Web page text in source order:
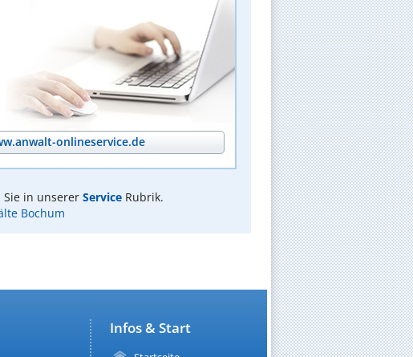
onlineservice.de
in unserer ServiceRubrik.
Bochum
Infos & Start